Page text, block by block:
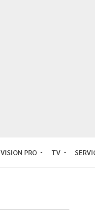
VISION PRO TV